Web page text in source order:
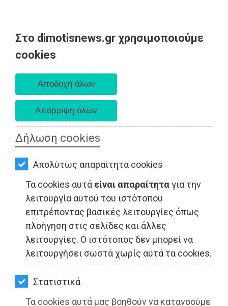
Στο dimotisnews.gr χρησιμοποιούμε
cookies
Δήλωση cookies
Απολύτως απαραίτητα cookies
Τα cookies αυτά είναι απαραίτηταγια την
λειτουργία αυτού του ιστότοπου
επιτρέποντας βασικές λειτουργίες όπως
πλοήγηση στις σελίδες και άλλες
λειτουργίες. Ο ιστότοπος δεν μπορεί να
λειτουργήσει σωστά χωρίς αυτά τα cookies.
Στατιστικά
Τα cookies αυτά μας βοηθούν να κατανοούμε
AΡΧΙΚΗ
ΕΙΔΗΣΕΙΣ
ΠΟΛΙΤΙΚΗ
ΤΟΠΙΚΗ
ΑΥΤΟΔΙΟΙΚΗΣΗ
ΟΙΚΟΝΟΜΙΑ
ΑΘΛΗΤΙΣΜΟΣ
ΠΟΛΙΤΙΣΜΟΣ
ΣΠΙΤΙ-
ΚΗΠΟΣ
ΥΓΕΙΑ
LIFESTYLE
ΤΟΠΙΚΗ ΑΥΤΟΔΙΟΙΚΗΣΗ - Μαραθώνας